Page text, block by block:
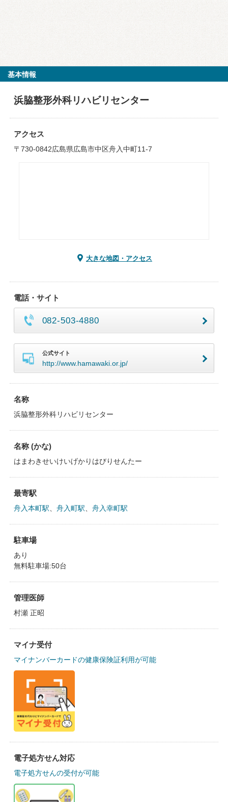
基本情報
浜脇整形外科リハビリセンター
アクセス
〒730-0842広島県広島市中区舟入中町11-7
大きな地図・アクセス
電話・サイト
082-503-4880
公式サイト
http://www.hamawaki.or.jp/
名称
浜脇整形外科リハビリセンター
名称 (かな)
はまわきせいけいげかりはびりせんたー
最寄駅
舟入本町駅 舟入町駅 舟入幸町駅
駐車場
あり
無料駐車場:50台
管理医師
村瀬 正昭
マイナ受付
マイナンバーカードの健康保険証利用が可能
電子処方せん対応
電子処方せんの受付が可能